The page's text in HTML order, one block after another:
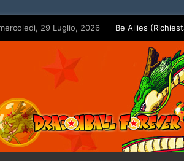
29 Luglio, 2026 Be Allies